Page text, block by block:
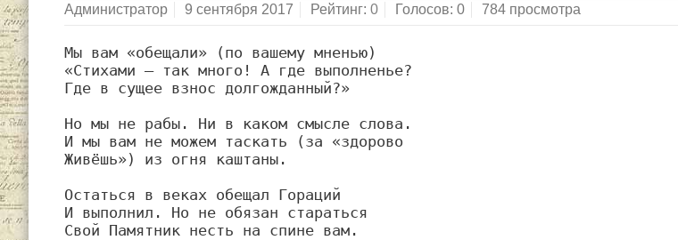
Администратор 9 сентября 2017 Рейтинг: 0 Голосов: 0 784 просмотра
Мы вам «обещали» (по вашему мненью)
«Стихами — так много! А где выполненье?
Где в сущее взнос долгожданный?»
Но мы не рабы. Ни в каком смысле слова.
И мы вам не можем таскать (за «здорово
Живёшь») из огня каштаны.
Остаться в веках обещал Гораций
И выполнил. Но не обязан стараться
Свой Памятник несть на спине вам.